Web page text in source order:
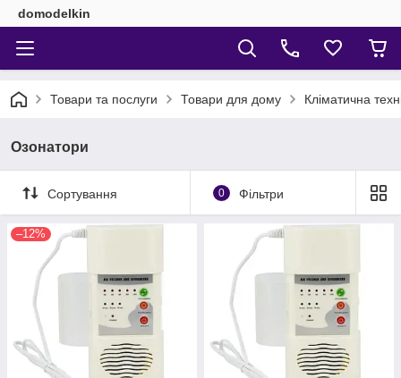
domodelkin
Товари та послуги Товари для дому Кліматична
Озонатори
Сортування 0 Фільтри
–12%